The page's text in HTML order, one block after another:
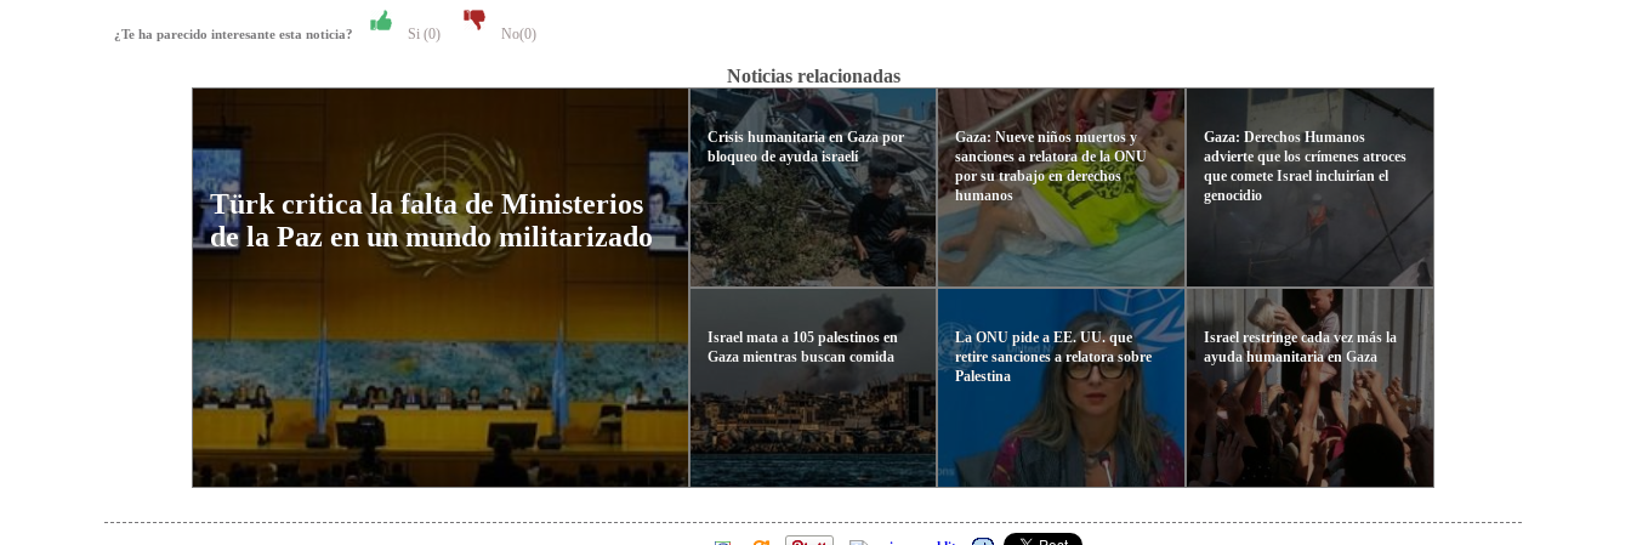
¿Te ha parecido interesante esta noticia? Si (0) No(0)
Noticias relacionadas
Türk critica la falta de Ministerios
de la Paz en un mundo militarizado
Crisis humanitaria en Gaza por
bloqueo de ayuda israelí
Israel mata a 105 palestinos en
Gaza mientras buscan comida
Gaza: Nueve niños muertos y
sanciones a relatora de la ONU
por su trabajo en derechos
humanos
La ONU pide a EE. UU. que
retire sanciones a relatora sobre
Palestina
Gaza: Derechos Humanos
advierte que los crímenes atroces
que comete Israel incluirían el
genocidio
Israel restringe cada vez más la
ayuda humanitaria en Gaza